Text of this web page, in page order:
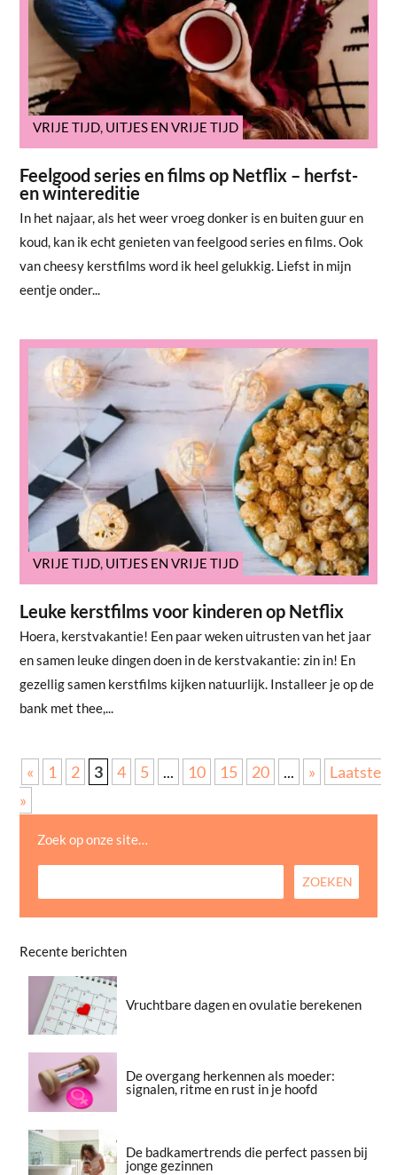
VRIJE TIJD, UITJES EN VRIJE TIJD
Feelgood series en films op Netflix – herfst-
en wintereditie
In het najaar, als het weer vroeg donker is en buiten guur en
koud, kan ik echt genieten van feelgood series en films. Ook
van cheesy kerstfilms word ik heel gelukkig. Liefst in mijn
eentje onder...
VRIJE TIJD UITJES EN VRIJE TIJD
Leuke kerstfilms voor kinderen op Netflix
Hoera, kerstvakantie! Een paar weken uitrusten van het jaar
en samen leuke dingen doen in de kerstvakantie: zin in! En
gezellig samen kerstfilms kijken natuurlijk. Installeer je op de
bank met thee,...
« 1 2 3 4 5 ... 10 15 20 ... »
Laatste
»
Zoek op onze site…
Recente berichten
Vruchtbare dagen en ovulatie berekenen
De overgang herkennen als moeder:
signalen, ritme en rust in je hoofd
De badkamertrends die perfect passen bij
jonge gezinnen